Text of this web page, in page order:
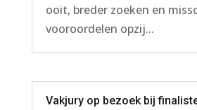
ooit, breder zoeken en
vooroordelen opzij...
Vakjury op bezoek bij